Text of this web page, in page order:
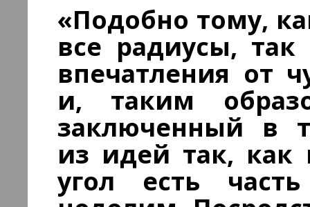
«Подобно тому,
все радиусы,
впечатления от
и, таким
заключенный в
из идей так, как
угол есть